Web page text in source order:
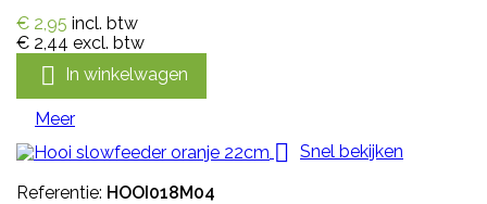
€ 2,95 incl. btw
€ 2,44 excl. btw
 In winkelwagen
Meer
 Snel bekijken
Referentie: HOOI018M04